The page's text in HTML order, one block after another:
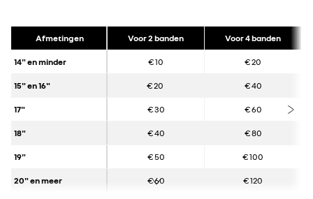
Afmetingen Voor 2 banden Voor 4 banden
14" en minder € 10 € 20
15" en 16" € 20 € 40
17" € 30 € 60
18" € 40 € 80
19" € 50 € 100
20" en meer € 60 € 120